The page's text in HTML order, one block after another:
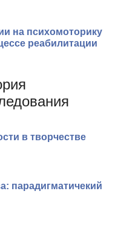
на психомоторику
реабилитации
в творчестве
парадигматичекий